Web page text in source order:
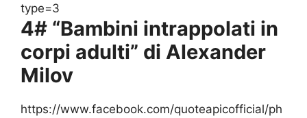
type=3
4# “Bambini intrappolati in
corpi adulti” di Alexander
Milov
https://www.facebook.com/quoteapicofficial/ph